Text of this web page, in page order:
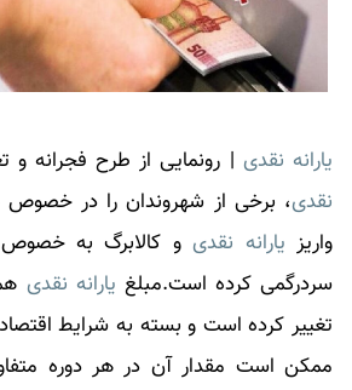
یارانه نقدی | رونمایی از طرح فجرانه و
نقدی، برخی از شهروندان را در خصوص
واریز یارانه نقدیو کالابرگ به خصوص
سردرگمی کرده است.مبلغ یارانه نقدی
تغییر کرده است و بسته به شرایط
ممکن است مقدار آن در هر دوره